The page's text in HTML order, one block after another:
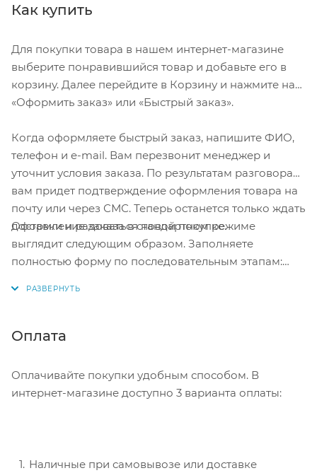
Как купить
Для покупки товара в нашем интернет-магазине
выберите понравившийся товар и добавьте его в
корзину. Далее перейдите в Корзину и нажмите на
«Оформить заказ» или «Быстрый заказ».
Когда оформляете быстрый заказ, напишите ФИО,
телефон и e-mail. Вам перезвонит менеджер и
уточнит условия заказа. По результатам разговора
вам придет подтверждение оформления товара на
почту или через СМС. Теперь останется только ждать
доставки и радоваться новой покупке.
Оформление заказа в стандартном режиме
выглядит следующим образом. Заполняете
полностью форму по последовательным этапам:
Нажмите кнопку «Оформить заказ».
Оплата
Оплачивайте покупки удобным способом. В
интернет-магазине доступно 3 варианта оплаты:
Наличные при самовывозе или доставке